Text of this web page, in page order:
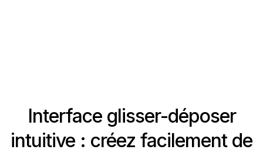
Interface glisser-déposer
intuitive : créez facilement de